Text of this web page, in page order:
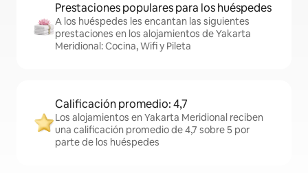
Prestaciones populares para los huéspedes
A los huéspedes les encantan las siguientes
prestaciones en los alojamientos de Yakarta
Meridional: Cocina, Wifi y Pileta
Calificación promedio: 4,7
Los alojamientos en Yakarta Meridional reciben
una calificación promedio de 4,7 sobre 5 por
parte de los huéspedes